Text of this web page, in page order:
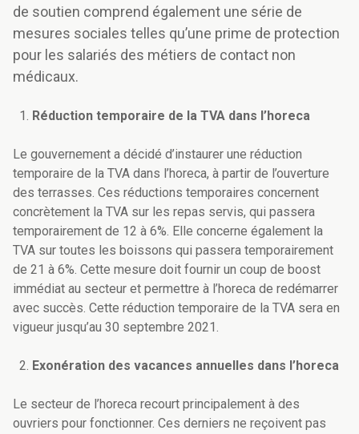
de soutien comprend également une série de
mesures sociales telles qu’une prime de protection
pour les salariés des métiers de contact non
médicaux.
Réduction temporaire de la TVA dans l’horeca
Le gouvernement a décidé d’instaurer une réduction
temporaire de la TVA dans l’horeca, à partir de l’ouverture
des terrasses. Ces réductions temporaires concernent
concrètement la TVA sur les repas servis, qui passera
temporairement de 12 à 6%. Elle concerne également la
TVA sur toutes les boissons qui passera temporairement
de 21 à 6%. Cette mesure doit fournir un coup de boost
immédiat au secteur et permettre à l’horeca de redémarrer
avec succès. Cette réduction temporaire de la TVA sera en
vigueur jusqu’au 30 septembre 2021.
Exonération des vacances annuelles dans l’horeca
Le secteur de l’horeca recourt principalement à des
ouvriers pour fonctionner. Ces derniers ne reçoivent pas